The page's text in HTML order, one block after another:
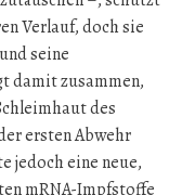
Verlauf, doch sie
seine
damit zusammen,
des
ersten Abwehr
jedoch eine neue,
mRNA-Impfstoffe